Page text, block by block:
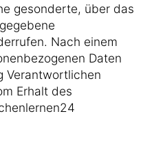
gesonderte, über das
Nach einem
Daten
Verantwortlichen
Erhalt des